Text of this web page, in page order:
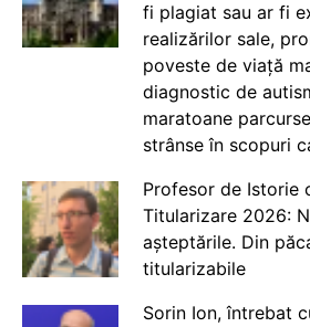
fi plagiat sau ar fi
realizărilor sale,
poveste de viață
diagnostic de
maratoane
strânse în scopuri
Profesor de Istorie
Titularizare 2026:
așteptările. Din
titularizabile
Sorin Ion, întrebat